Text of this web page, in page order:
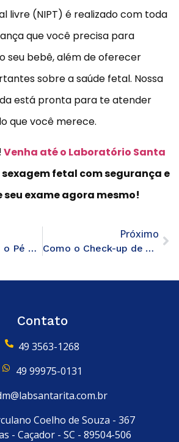
livre (NIPT) é realizado com toda
que você precisa para
seu bebê, além de oferecer
sobre a saúde fetal. Nossa
está pronta para te atender
que você merece.
Venha até o Laboratório Santa
sexagem fetal com segurança e
seu exame agora mesmo!
Inicie 2025 com o Pé Direito: Priorize sua Saúde Mental
Próximo
Como o Check-up de Ano Novo Pode Ajudar a Prevenir Doenças Graves
Contato
49 3563-1268
49 99975-0131
Coelho de Souza - 367
- Caçador - SC - 89504-506